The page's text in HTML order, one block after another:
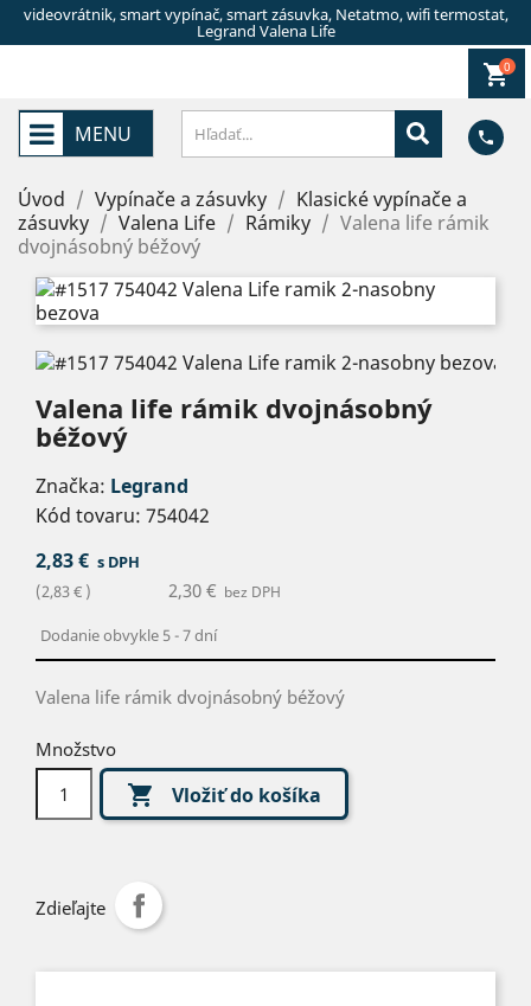
videovrátnik, smart vypínač, smart zásuvka, Netatmo, wifi termostat,
Legrand Valena Life
shopping_cart
0
MENU phone
Úvod Vypínače a zásuvky
Klasické vypínače a
zásuvky
Valena Life Rámiky
Valena life rámik
dvojnásobný béžový
Valena life rámik dvojnásobný
béžový
Značka: Legrand
Kód tovaru: 754042
2,83 € s DPH
(2,83 € )
2,30 € bez DPH
Dodanie obvykle 5 - 7 dní
Valena life rámik dvojnásobný béžový
Množstvo
 Vložiť do košíka
Zdieľajte